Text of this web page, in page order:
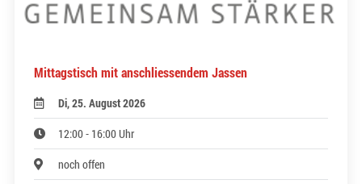
Mittagstisch mit anschliessendem Jassen
Di, 25. August 2026
12:00 - 16:00 Uhr
noch offen